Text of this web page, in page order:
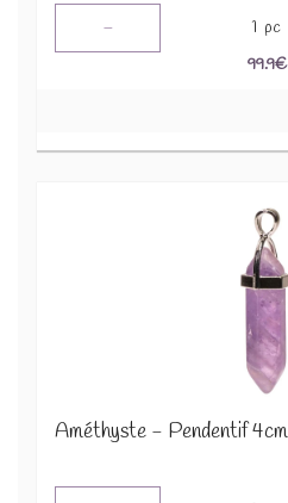
- 1 pc
99.9€
Améthyste - Pendentif